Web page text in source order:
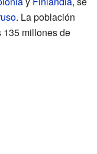
. La población
135 millones de